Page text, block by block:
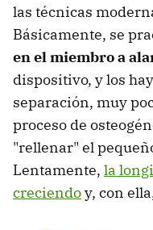
las técnicas
Básicamente, se
en el miembro a
dispositivo, y los
separación, muy
proceso de
"rellenar" el
Lentamente, la
creciendoy, con